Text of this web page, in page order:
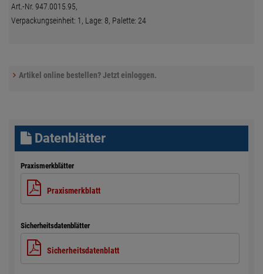
Art.-Nr. 947.0015.95,
Verpackungseinheit: 1, Lage: 8, Palette: 24
Artikel online bestellen? Jetzt einloggen.
Datenblätter
Praxismerkblätter
Praxismerkblatt
Sicherheitsdatenblätter
Sicherheitsdatenblatt